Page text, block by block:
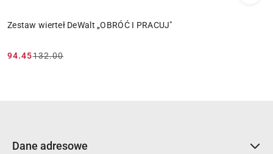
Zestaw wierteł DeWalt „OBRÓĆ I PRACUJ"
Cena
94.45
Cena
132.00
Dane adresowe